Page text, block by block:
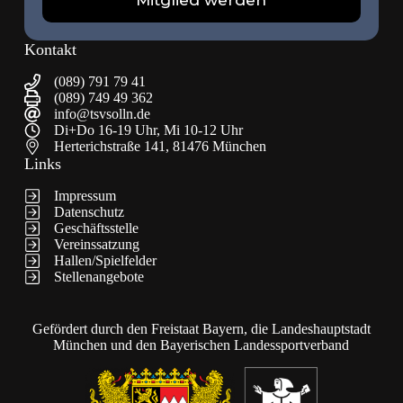
Kontakt
(089) 791 79 41
(089) 749 49 362
info@tsvsolln.de
Di+Do 16-19 Uhr, Mi 10-12 Uhr
Herterichstraße 141, 81476 München
Links
Impressum
Datenschutz
Geschäftsstelle
Vereinssatzung
Hallen/Spielfelder
Stellenangebote
Gefördert durch den Freistaat Bayern, die Landeshauptstadt
München und den Bayerischen Landessportverband